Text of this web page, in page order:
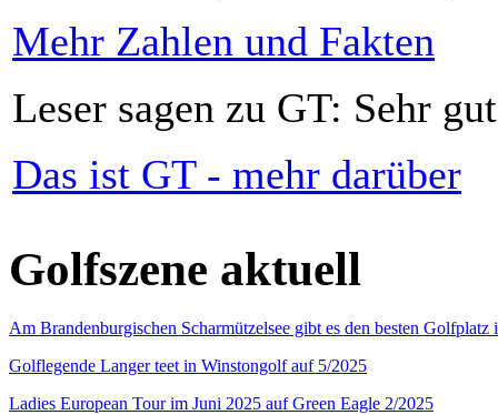
Mehr Zahlen und Fakten
Leser sagen zu GT: Sehr
Das ist GT - mehr darüber
Golfszene aktuell
Am Brandenburgischen Scharmützelsee gibt es den besten
Golflegende Langer teet in Winstongolf auf 5/2025
Ladies European Tour im Juni 2025 auf Green Eagle 2/2025